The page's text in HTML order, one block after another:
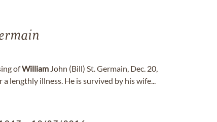
ofWilliam John (Bill) St. Germain, Dec. 20,
lengthly illness. He is survived by his wife...